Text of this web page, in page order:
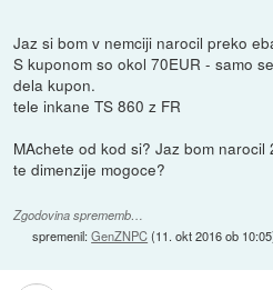
Jaz si bom v nemciji narocil preko
S kuponom so okol 70EUR - samo
dela kupon.
tele inkane TS 860 z FR
MAchete od kod si? Jaz bom
te dimenzije mogoce?
Zgodovina sprememb…
spremenil:GenZNPC(11. okt 2016 ob 10:05